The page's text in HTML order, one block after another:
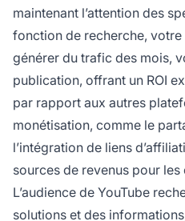
maintenant l’attention des
fonction de recherche,
générer du trafic des mois,
publication, offrant un ROI
par rapport aux autres
monétisation, comme le
l’intégration de liens
sources de revenus pour les
L’audience de YouTube
solutions et des